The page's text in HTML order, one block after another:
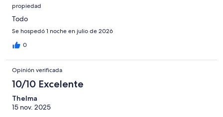
propiedad
Todo
Se hospedó 1 noche en julio de 2026
0
Opinión verificada
10/10 Excelente
Thelma
15 nov. 2025